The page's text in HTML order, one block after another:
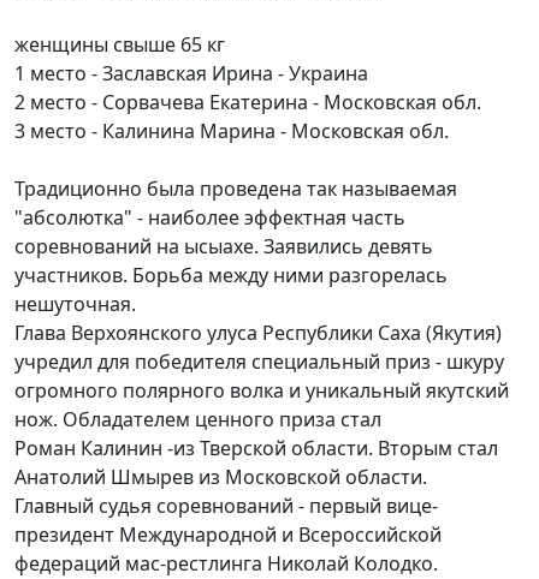
женщины свыше 65 кг
1 место - Заславская Ирина - Украина
2 место - Сорвачева Екатерина - Московская обл.
3 место - Калинина Марина - Московская обл.
Традиционно была проведена так называемая
"абсолютка" - наиболее эффектная часть
соревнований на ысыахе. Заявились девять
участников. Борьба между ними разгорелась
нешуточная.
Глава Верхоянского улуса Республики Саха (Якутия)
учредил для победителя специальный приз - шкуру
огромного полярного волка и уникальный якутский
нож. Обладателем ценного приза стал
Роман Калинин -из Тверской области. Вторым стал
Анатолий Шмырев из Московской области.
Главный судья соревнований - первый вице-
президент Международной и Всероссийской
федераций мас-рестлинга Николай Колодко.